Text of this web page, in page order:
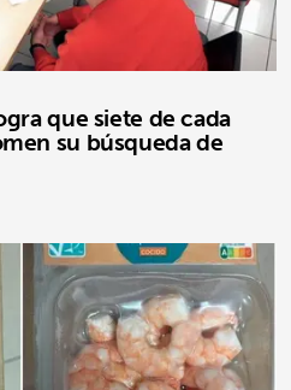
que siete de cada
su búsqueda de